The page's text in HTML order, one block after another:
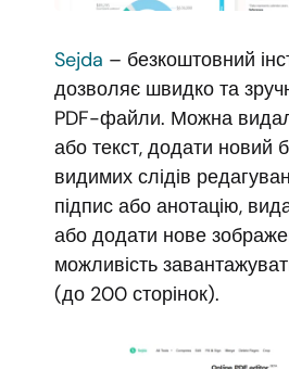
Sejda – безкоштовний
дозволяє швидко та
PDF-файли. Можна
або текст, додати новий
видимих слідів
підпис або анотацію,
або додати нове
можливість
(до 200 сторінок).